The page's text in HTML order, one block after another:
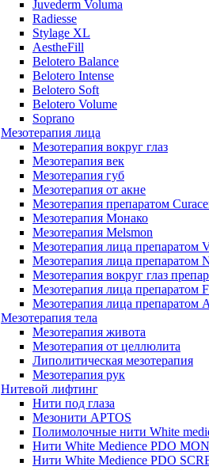
Juvederm Voluma
Radiesse
Stylage XL
AestheFill
Belotero Balance
Belotero Intense
Belotero Soft
Belotero Volume
Soprano
Мезотерапия лица
Мезотерапия вокруг глаз
Мезотерапия век
Мезотерапия губ
Мезотерапия от акне
Мезотерапия препаратом
Мезотерапия Монако
Мезотерапия Melsmon
Мезотерапия лица препаратом
Мезотерапия лица препаратом
Мезотерапия вокруг глаз
Мезотерапия лица препаратом
Мезотерапия лица препаратом
Мезотерапия тела
Мезотерапия живота
Мезотерапия от целлюлита
Липолитическая мезотерапия
Мезотерапия рук
Нитевой лифтинг
Нити под глаза
Мезонити APTOS
Полимолочные нити White
Нити White Medience PDO
Нити White Medience PDO